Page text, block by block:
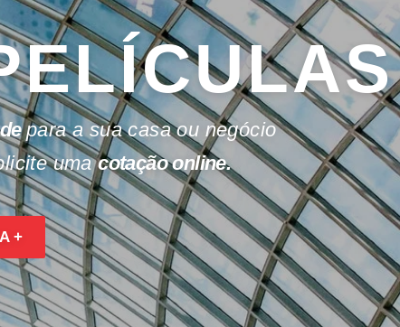
para a sua casa ou negócio
umacotação online.
+